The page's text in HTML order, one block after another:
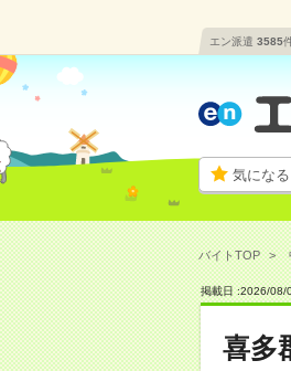
エン派遣 3585
気にな
バイトTOP
掲載日 :2026/08/
喜多